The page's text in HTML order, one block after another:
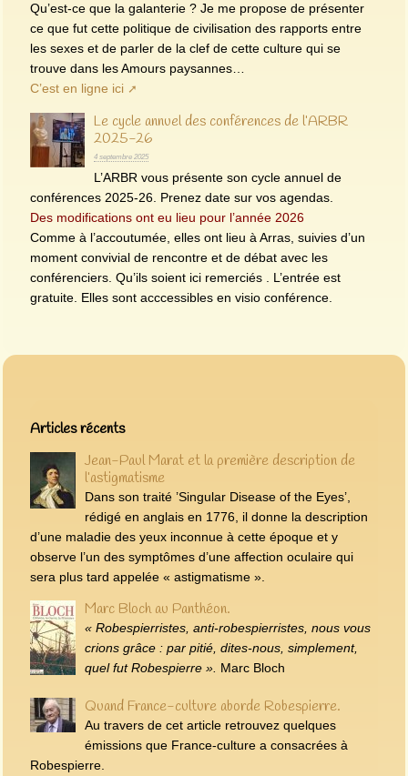
Qu’est-ce que la galanterie ? Je me propose de présenter
ce que fut cette politique de civilisation des rapports entre
les sexes et de parler de la clef de cette culture qui se
trouve dans les Amours paysannes…
C’est en ligne ici
Le cycle annuel des conférences de l’ARBR
2025-26
4 septembre 2025
L’ARBR vous présente son cycle annuel de
conférences 2025-26. Prenez date sur vos agendas.
Des modifications ont eu lieu pour l’année 2026
Comme à l’accoutumée, elles ont lieu à Arras, suivies d’un
moment convivial de rencontre et de débat avec les
conférenciers. Qu’ils soient ici remerciés . L’entrée est
gratuite. Elles sont acccessibles en visio conférence.
Articles les plus récents
Articles récents
Jean-Paul Marat et la première description de
l’astigmatisme
Dans son traité ’Singular Disease of the Eyes’,
rédigé en anglais en 1776, il donne la description
d’une maladie des yeux inconnue à cette époque et y
observe l’un des symptômes d’une affection oculaire qui
sera plus tard appelée « astigmatisme ».
Marc Bloch au Panthéon.
« Robespierristes, anti-robespierristes, nous vous
crions grâce : par pitié, dites‑nous, simplement,
quel fut Robespierre ». Marc Bloch
Quand France-culture aborde Robespierre.
Au travers de cet article retrouvez quelques
émissions que France-culture a consacrées à
Robespierre.